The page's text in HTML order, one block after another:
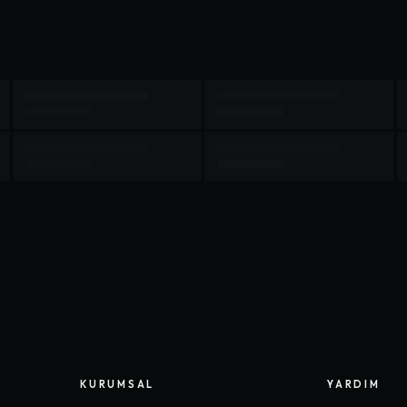
KURUMSAL YARDIM